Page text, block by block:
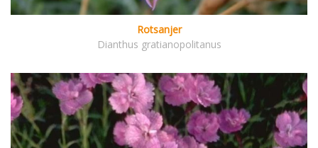
Rotsanjer
Dianthus gratianopolitanus